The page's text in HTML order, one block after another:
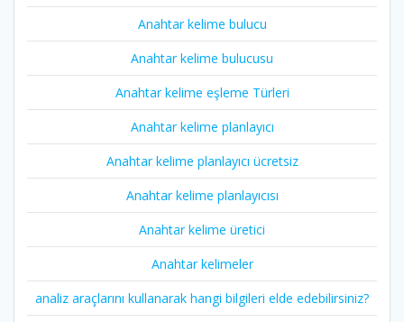
Anahtar kelime bulucu
Anahtar kelime bulucusu
Anahtar kelime eşleme Türleri
Anahtar kelime planlayıcı
Anahtar kelime planlayıcı ücretsiz
Anahtar kelime planlayıcısı
Anahtar kelime üretici
Anahtar kelimeler
analiz araçlarını kullanarak hangi bilgileri elde edebilirsiniz?